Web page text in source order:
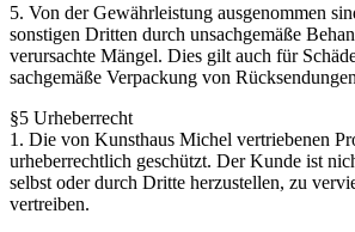
5. Von der Gewährleistung ausgenommen
sonstigen Dritten durch unsachgemäße
verursachte Mängel. Dies gilt auch für
sachgemäße Verpackung von
§5 Urheberrecht
1. Die von Kunsthaus Michel vertriebenen
urheberrechtlich geschützt. Der Kunde ist
selbst oder durch Dritte herzustellen, zu
vertreiben.